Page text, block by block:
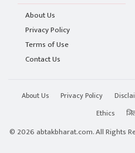
About Us
Privacy Policy
Terms of Use
Contact Us
About Us Privacy Policy
Ethics
© 2026 abtakbharat.com. All Rights